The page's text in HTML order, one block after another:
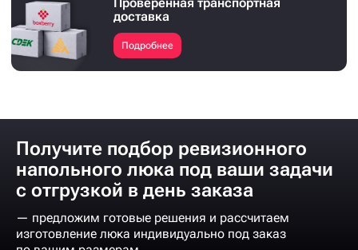
доставка
Подробнее
Получите подбор ревизионного
напольного люка под ваши задачи
с отгрузкой в день заказа
— предложим готовые решения и рассчитаем
изготовление люка индивидуально под заказ